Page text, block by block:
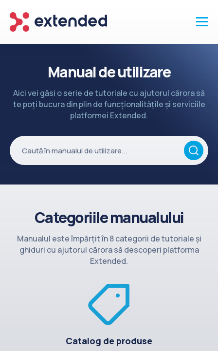
Vanzari și clienti
Marketing și promotii
Integrări
Setări
Înapoi la site
Contact
Manual de utilizare
Aici vei găsi o serie de tutoriale cu ajutorul cărora să
te poți bucura din plin de funcționalitățile și serviciile
platformei Extended.
Categoriile manualului
Manualul este împărțit în 8 categorii de tutoriale și
ghiduri cu ajutorul cărora să descoperi platforma
Extended.
Catalog de produse